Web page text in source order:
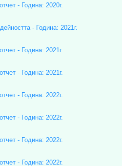
- Година: 2020г.
- Година: 2021г.
- Година: 2021г.
- Година: 2021г.
- Година: 2022г.
- Година: 2022г.
- Година: 2022г.
- Година: 2022г.